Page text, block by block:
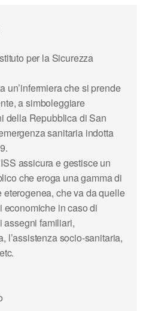
per la Sicurezza
un’infermiera che si prende
a simboleggiare
della Repubblica di San
sanitaria indotta
assicura e gestisce un
che eroga una gamma di
eterogenea, che va da quelle
in caso di
assegni familiari,
l’assistenza socio-sanitaria,